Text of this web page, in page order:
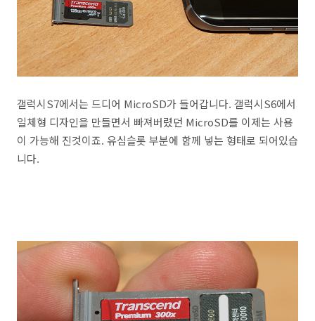
갤럭시S7에서는 드디어 MicroSD가 들어갑니다. 갤럭시S6에서
일체형 디자인을 만들면서 빠져버렸던 MicroSD를 이제는 사용
이 가능해 진것이죠. 유심슬롯 부분에 함께 넣는 형태로 되어있습
니다.